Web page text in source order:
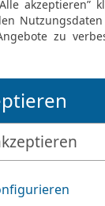
Die Bibel nach Martin
Stuttgart